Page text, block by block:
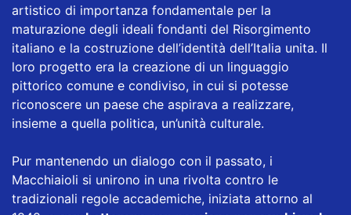
artistico di importanza fondamentale per la
maturazione degli ideali fondanti del Risorgimento
italiano e la costruzione dell’identità dell’Italia unita. Il
loro progetto era la creazione di un linguaggio
pittorico comune e condiviso, in cui si potesse
riconoscere un paese che aspirava a realizzare,
insieme a quella politica, un’unità culturale.
Pur mantenendo un dialogo con il passato, i
Macchiaioli si unirono in una rivolta contro le
tradizionali regole accademiche, iniziata attorno al